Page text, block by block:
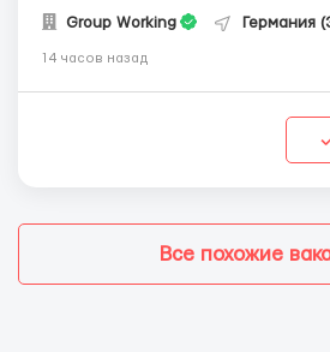
Group Working Германия
14 часов назад
Все похожие